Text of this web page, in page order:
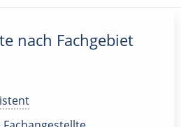
nach Fachgebiet